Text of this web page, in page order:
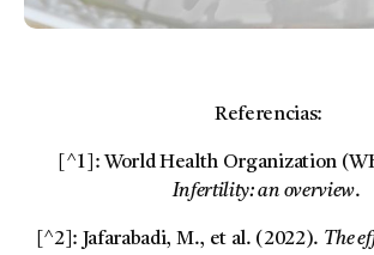
Referencias:
[^1]: World Health Organization
Infertility: an overview.
[^2]: Jafarabadi, M., et al. (2022). The